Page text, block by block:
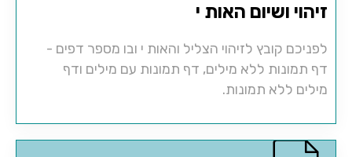
זיהוי ושיום האות י
לפניכם קובץ לזיהוי הצליל והאות י ובו מספר דפים -
דף תמונות ללא מילים, דף תמונות עם מילים ודף
מילים ללא תמונות.